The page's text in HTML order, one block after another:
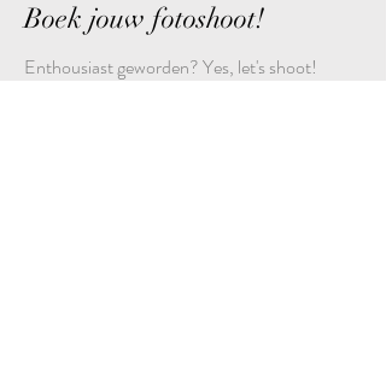
Boek jouw fotoshoot!
Enthousiast geworden? Yes, let's shoot!